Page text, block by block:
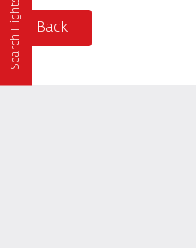
Back
Search Flights